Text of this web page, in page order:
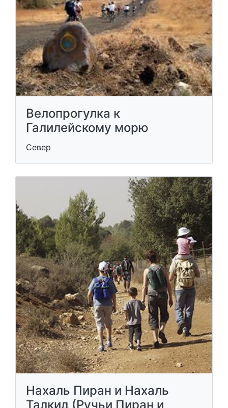
Велопрогулка к
Галилейскому морю
Север
Нахаль Пиран и Нахаль
Талкид (Ручьи Пиран и